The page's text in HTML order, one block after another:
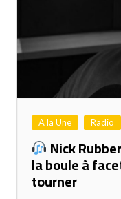
A la Une Radio
Nick
la boule à
tourner